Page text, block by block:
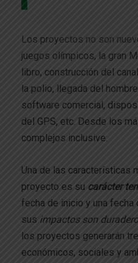
Los proyectos no son
juegos olímpicos, la gran
libro, construcción del
la polio, llegada del
software comercial,
del GPS, etc. Desde los
complejos inclusive.
Una de las características
proyecto es su carácter
fecha de inicio y una fecha
sus impactos son
los proyectos generarán
económicos, sociales y